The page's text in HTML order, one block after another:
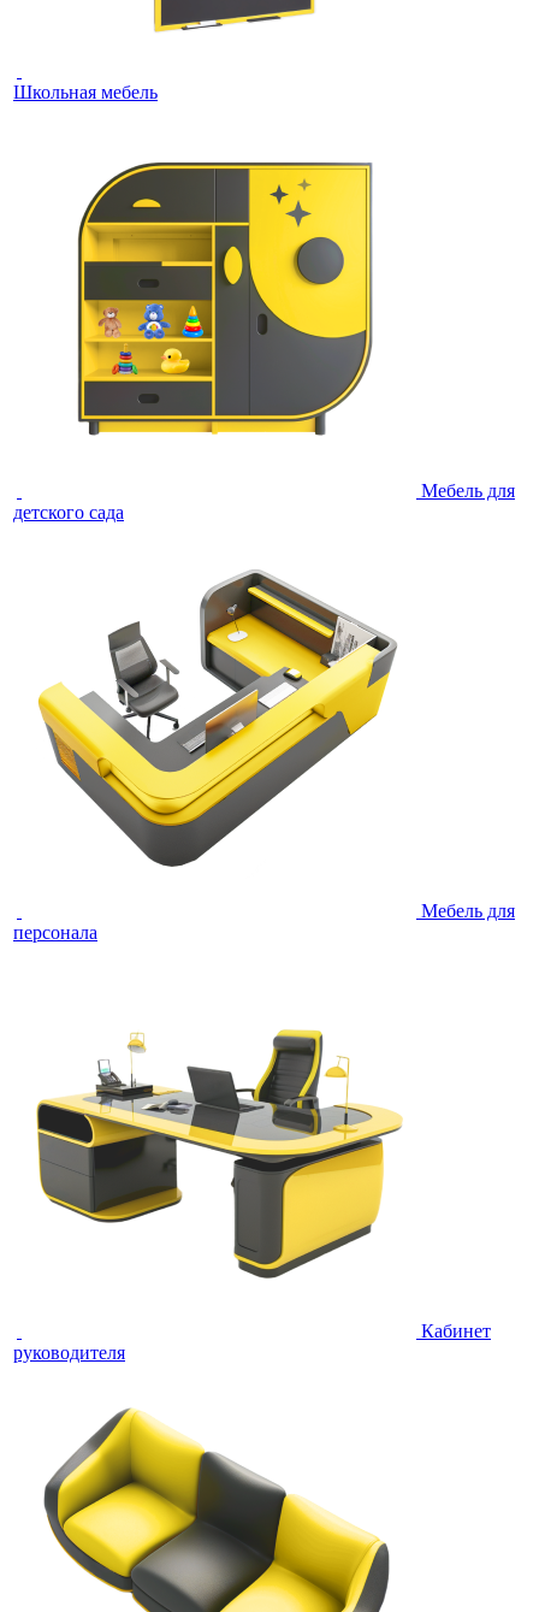
Школьная мебель
Мебель для
детского сада
Мебель для
персонала
Кабинет
руководителя